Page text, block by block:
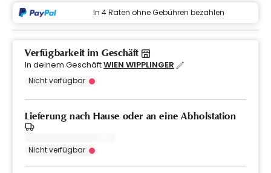
In 4 Raten ohne Gebühren bezahlen
Verfügbarkeit im Geschäft
In deinem GeschäftWIEN WIPPLINGER
Nicht verfügbar
Lieferung nach Hause oder an eine Abholstation
Nicht verfügbar